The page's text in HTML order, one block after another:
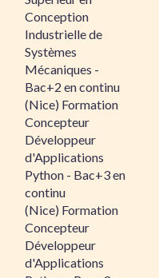
Conception
Industrielle de
Systèmes
Mécaniques -
Bac+2 en continu
(Nice) Formation
Concepteur
Développeur
d'Applications
Python - Bac+3 en
continu
(Nice) Formation
Concepteur
Développeur
d'Applications